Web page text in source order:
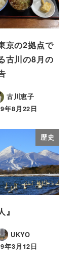
京の2拠点で
古川の8月の
古川恵子
年8月22日
歴史
』
UKYO
年3月12日